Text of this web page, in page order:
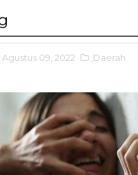
Agustus 09, 2022 ,Daerah